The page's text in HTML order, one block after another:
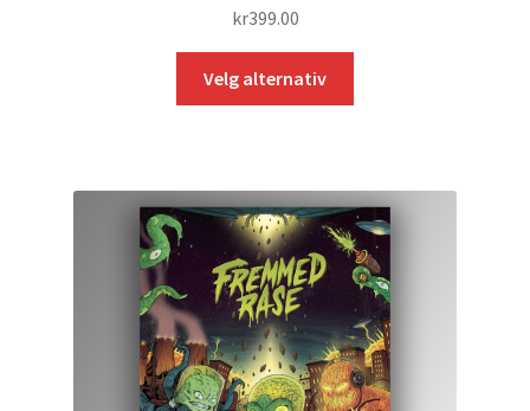
kr399.00
Velg alternativ
Alternativene
kan
velges
på
produktsiden